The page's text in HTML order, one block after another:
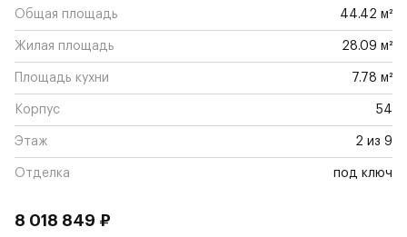
Общая площадь 44.42 м²
Жилая площадь 28.09 м²
Площадь кухни 7.78 м²
Корпус 54
Этаж 2 из 9
Отделка под ключ
8 018 849 ₽